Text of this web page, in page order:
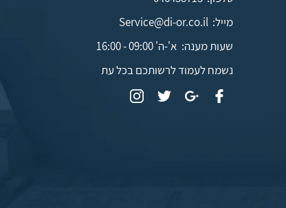
מייל: Service@di-or.co.il
שעות מענה: א'-ה' 09:00 - 16:00
נשמח לעמוד לרשותכם בכל עת